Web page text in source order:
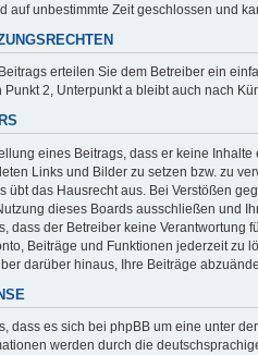
auf unbestimmte Zeit geschlossen und
erteilen Sie dem Betreiber ein
Punkt 2, Unterpunkt a bleibt auch nach
eines Beitrags, dass er keine
Links und Bilder zu setzen bzw. zu
übt das Hausrecht aus. Bei Verstößen
dieses Boards ausschließen und
dass der Betreiber keine Verantwortung
Beiträge und Funktionen jederzeit zu
darüber hinaus, Ihre Beiträge
dass es sich bei phpBB um eine unter der
werden durch die